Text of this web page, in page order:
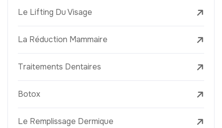
Le Lifting Du Visage
La Réduction Mammaire
Traitements Dentaires
Botox
Le Remplissage Dermique